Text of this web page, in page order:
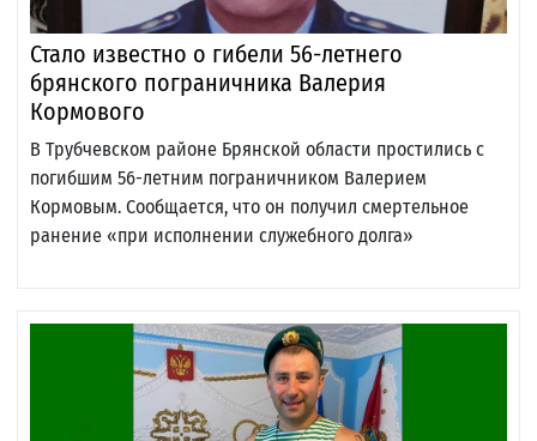
Стало известно о гибели 56-летнего
брянского пограничника Валерия
Кормового
В Трубчевском районе Брянской области простились с
погибшим 56-летним пограничником Валерием
Кормовым. Сообщается, что он получил смертельное
ранение «при исполнении служебного долга»